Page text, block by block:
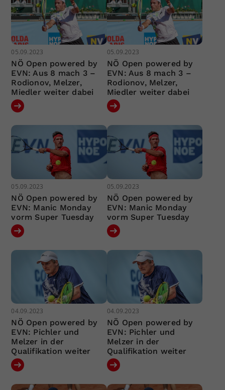
05.09.2023
NÖ Open powered by
EVN: Aus 8 mach 3 –
Rodionov, Melzer,
Miedler weiter dabei
05.09.2023
NÖ Open powered by
EVN: Aus 8 mach 3 –
Rodionov, Melzer,
Miedler weiter dabei
05.09.2023
NÖ Open powered by
EVN: Manic Monday
vorm Super Tuesday
05.09.2023
NÖ Open powered by
EVN: Manic Monday
vorm Super Tuesday
04.09.2023
NÖ Open powered by
EVN: Pichler und
Melzer in der
Qualifikation weiter
04.09.2023
NÖ Open powered by
EVN: Pichler und
Melzer in der
Qualifikation weiter